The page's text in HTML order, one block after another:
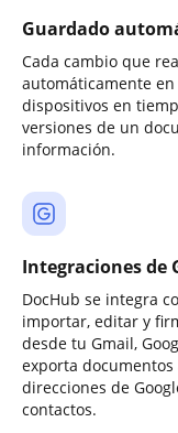
Guardado
Cada cambio que
automáticamente
dispositivos en
versiones de un
información.
Integraciones de
DocHub se integra
importar, editar y
desde tu Gmail,
exporta
direcciones de
contactos.